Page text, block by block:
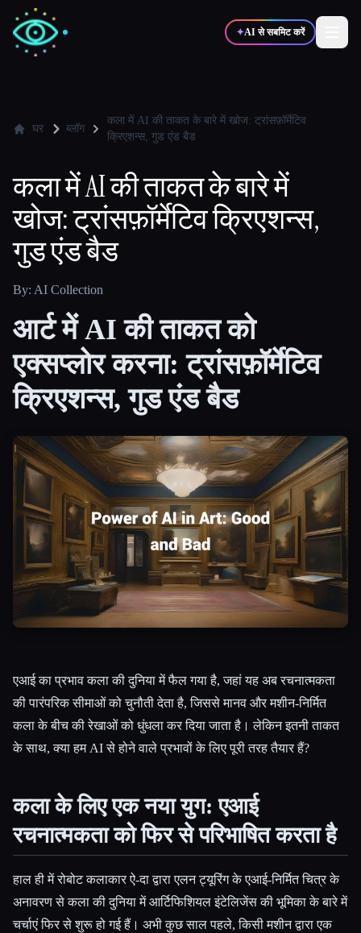
✦AI से सबमिट करें
🎨 डिज़ाइनर
डेवलपर्स 📈मार्केटर्स
🎓विद्यार्थी 🎬क्रिएटर्स
टूल्स की तुलना करें
सभी श्रेणियाँ
घर ब्लॉग
कला में AI की ताकत के बारे में खोज: ट्रांसफ़ॉर्मेटिव
क्रिएशन्स, गुड एंड बैड
कला में AI की ताकत के बारे में
खोज: ट्रांसफ़ॉर्मेटिव क्रिएशन्स,
गुड एंड बैड
By: AI Collection
आर्ट में AI की ताकत को
एक्सप्लोर करना: ट्रांसफ़ॉर्मेटिव
क्रिएशन्स, गुड एंड बैड
एआई का प्रभाव कला की दुनिया में फैल गया है, जहां यह अब रचनात्मकता
की पारंपरिक सीमाओं को चुनौती देता है, जिससे मानव और मशीन-निर्मित
कला के बीच की रेखाओं को धुंधला कर दिया जाता है। लेकिन इतनी ताकत
के साथ, क्या हम AI से होने वाले प्रभावों के लिए पूरी तरह तैयार हैं?
कला के लिए एक नया युग: एआई
रचनात्मकता को फिर से परिभाषित करता है
हाल ही में रोबोट कलाकार ऐ-दा द्वारा एलन ट्यूरिंग के एआई-निर्मित चित्र के
अनावरण से कला की दुनिया में आर्टिफिशियल इंटेलिजेंस की भूमिका के बारे में
चर्चाएं फिर से शुरू हो गई हैं। अभी कुछ साल पहले, किसी मशीन द्वारा एक